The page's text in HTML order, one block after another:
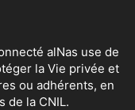
de la CNIL.